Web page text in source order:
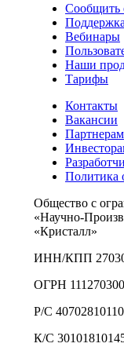
Сообщить
Поддержка
Вебинары
Наши
Тарифы
Контакты
Вакансии
Партнерам
Политика
Общество с
«Научно-
«Кристалл»
ИНН/КПП
ОГРН
Р/С
К/С